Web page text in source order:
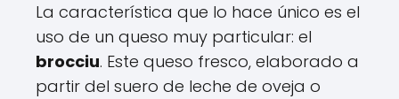
La característica que lo hace único es el
uso de un queso muy particular: el
brocciu. Este queso fresco, elaborado a
partir del suero de leche de oveja o